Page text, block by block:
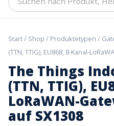
Suchen
Hersteller,
Start/ Shop / Produktetypen /
(TTN, TTIG), EU868, 8-Kanal-
The Things
(TTN, TTIG),
LoRaWAN-
auf SX1308